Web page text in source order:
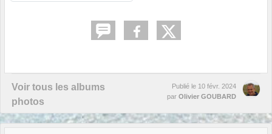
Voir tous les albums
photos
Publié le 10 févr. 2024
par Olivier GOUBARD